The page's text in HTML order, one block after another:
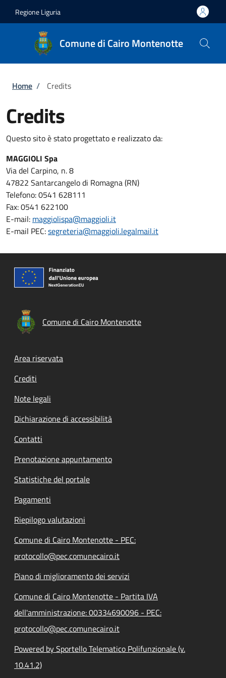
Regione Liguria
Comune di Cairo Montenotte
Briciole di pane
Home / Credits
Credits
Questo sito è stato progettato e realizzato da:
MAGGIOLI Spa
Via del Carpino, n. 8
47822 Santarcangelo di Romagna (RN)
Telefono: 0541 628111
Fax: 0541 622100
E-mail: maggiolispa@maggioli.it
E-mail PEC:segreteria@maggioli.legalmail.it
Comune di Cairo Montenotte
Footer menu
Area riservata
Crediti
Note legali
Dichiarazione di accessibilità
Contatti
Prenotazione appuntamento
Statistiche del portale
Pagamenti
Riepilogo valutazioni
Comune di Cairo Montenotte - PEC:
protocollo@pec.comunecairo.it
Piano di miglioramento dei servizi
Comune di Cairo Montenotte - Partita IVA
dell'amministrazione: 00334690096 - PEC:
protocollo@pec.comunecairo.it
Powered by Sportello Telematico Polifunzionale (v.
10.41.2)